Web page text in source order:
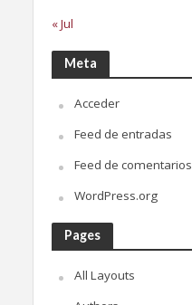
« Jul
Meta
Acceder
Feed de entradas
Feed de comentarios
WordPress.org
Pages
All Layouts